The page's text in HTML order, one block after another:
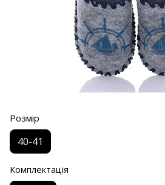
Розмір
40-41
Комплектація